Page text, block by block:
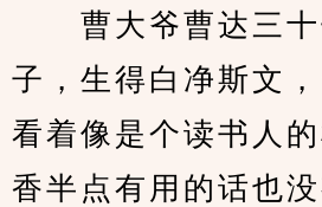
曹大爷曹达三十
子，生得白净斯文，
看着像是个读书人
香半点有用的话也